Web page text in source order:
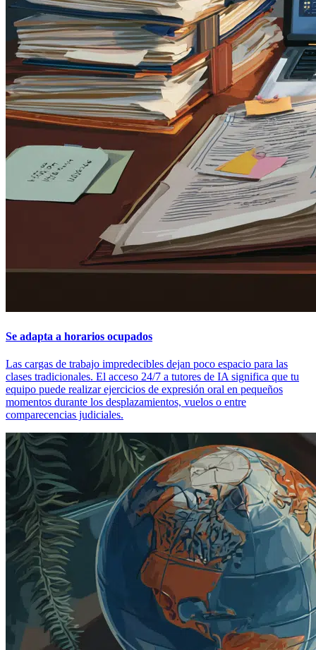
Se adapta a horarios ocupados
Las cargas de trabajo impredecibles dejan poco espacio para las
clases tradicionales. El acceso 24/7 a tutores de IA significa que tu
equipo puede realizar ejercicios de expresión oral en pequeños
momentos durante los desplazamientos, vuelos o entre
comparecencias judiciales.